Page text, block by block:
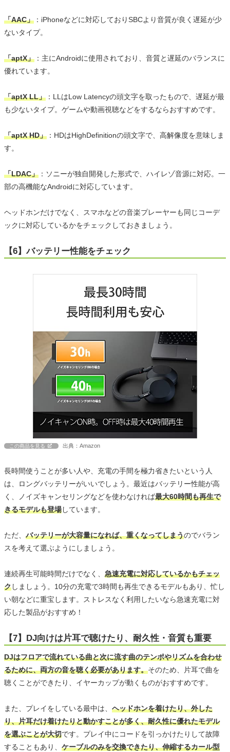
「AAC」 ：iPhoneなどに対応しておりSBCより音質が良く遅延が少
ないタイプ。
「aptX」 ：主にAndroidに使用されており、音質と遅延のバランスに
優れています。
「aptX LL」 ：LLはLow Latencyの頭文字を取ったもので、遅延が最
も少ないタイプ。ゲームや動画視聴などをするならおすすめです。
「aptX HD」 ：HDはHighDefinitionの頭文字で、高解像度を意味しま
す。
「LDAC」 ：ソニーが独自開発した形式で、ハイレゾ音源に対応。一
部の高機能なAndroidに対応しています。
ヘッドホンだけでなく、スマホなどの音楽プレーヤーも同じコーデ
ックに対応しているかをチェックしておきましょう。
【6】バッテリー性能をチェック
この商品を見る 出典：Amazon
長時間使うことが多い人や、充電の手間を極力省きたいという人
は、ロングバッテリーがいいでしょう。最近はバッテリー性能が高
く、ノイズキャンセリングなどを使わなければ最大60時間も再生で
きるモデルも登場しています。
ただ、 バッテリーが大容量になれば、重くなってしまうのでバラン
スを考えて選ぶようにしましょう。
連続再生可能時間だけでなく、 急速充電に対応しているかもチェッ
クしましょう。10分の充電で3時間も再生できるモデルもあり、忙し
い朝などに重宝します。ストレスなく利用したいなら急速充電に対
応した製品がおすすめ！
【7】DJ向けは片耳で聴けたり、耐久性・音質も重要
DJはフロアで流れている曲と次に流す曲のテンポやリズムを合わせ
るために、両方の音を聴く必要があります。そのため、片耳で曲を
聴くことができたり、イヤーカップが動くものがおすすめです。
また、プレイをしている最中は、 ヘッドホンを着けたり、外した
り、片耳だけ着けたりと動かすことが多く、耐久性に優れたモデル
を選ぶことが大切です。プレイ中にコードを引っかけたりして故障
することもあり、 ケーブルのみを交換できたり、伸縮するカール型